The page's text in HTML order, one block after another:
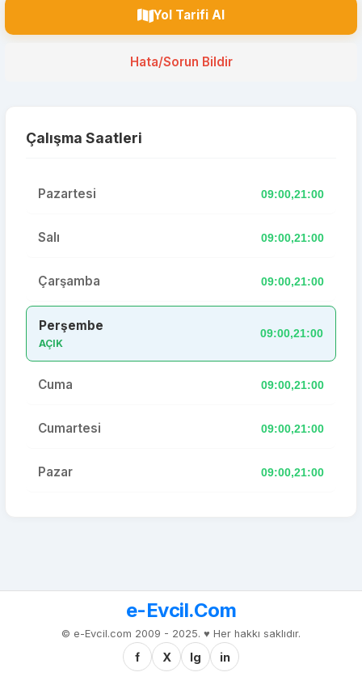
Yol Tarifi Al
Hata/Sorun Bildir
Çalışma Saatleri
Pazartesi 09:00,21:00
Salı 09:00,21:00
Çarşamba 09:00,21:00
Perşembe
AÇIK
09:00,21:00
Cuma 09:00,21:00
Cumartesi 09:00,21:00
Pazar 09:00,21:00
e-Evcil.Com
© e-Evcil.com 2009 - 2025. ♥️ Her hakkı saklıdır.
f X Ig in